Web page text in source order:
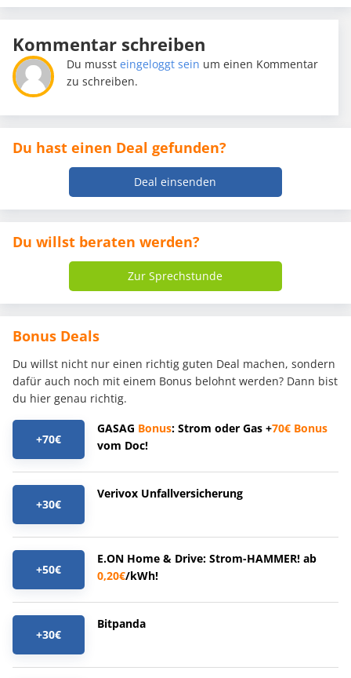
Kommentar schreiben
Du mussteingeloggt sein um einen Kommentar
zu schreiben.
Du hast einen Deal gefunden?
Deal einsenden
Du willst beraten werden?
Zur Sprechstunde
Bonus Deals
Du willst nicht nur einen richtig guten Deal machen, sondern
dafür auch noch mit einem Bonus belohnt werden? Dann bist
du hier genau richtig.
+70€
GASAG Bonus: Strom oder Gas +70€ Bonus
vom Doc!
+30€
Verivox Unfallversicherung
+50€
E.ON Home & Drive: Strom-HAMMER! ab
0,20€/kWh!
+30€
Bitpanda